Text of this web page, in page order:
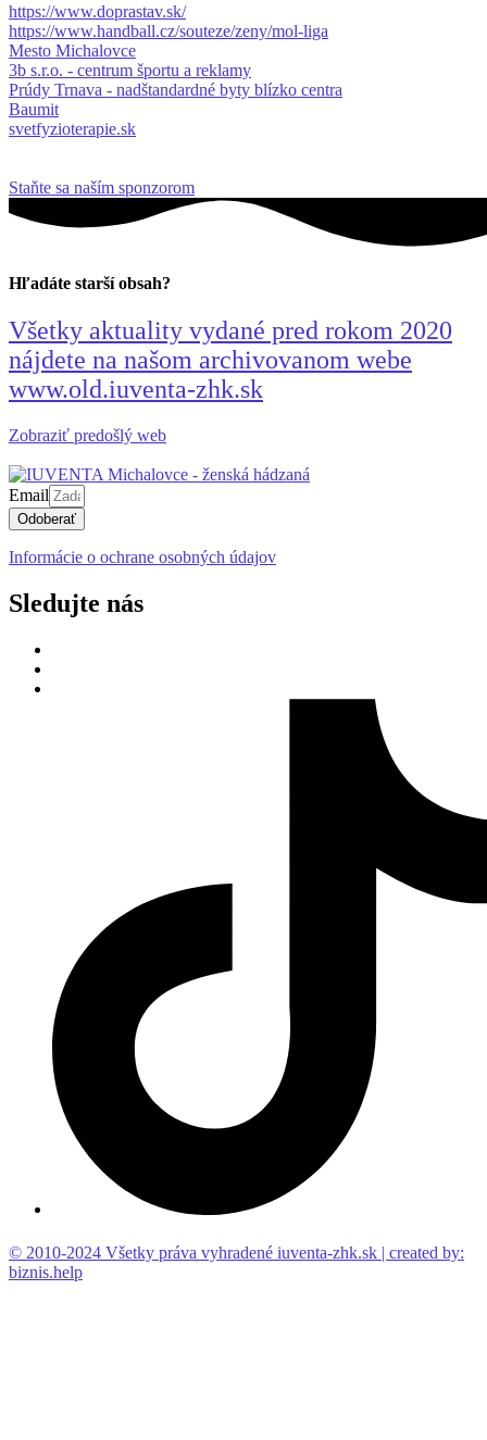
https://www.doprastav.sk/
https://www.handball.cz/souteze/zeny/mol-liga
Mesto Michalovce
3b s.r.o. - centrum športu a reklamy
Prúdy Trnava - nadštandardné byty blízko centra
Baumit
svetfyzioterapie.sk
Staňte sa naším sponzorom
Hľadáte starší obsah?
Všetky aktuality vydané pred rokom 2020
nájdete na našom archivovanom webe
www.old.iuventa-zhk.sk
Zobraziť predošlý web
Email
Odoberať
Informácie o ochrane osobných údajov
Sledujte nás
© 2010-2024 Všetky práva vyhradené iuventa-zhk.sk | created by:
biznis.help